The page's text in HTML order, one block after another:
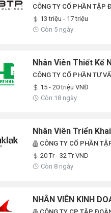
CÔNG TY CỔ PHẦN TẬP
13 triệu - 17 triệu
Còn 5 ngày
Nhân Viên Thiết Kế
CÔNG TY CỔ PHẦN TƯ
15 - 20 triệu VNĐ
Còn 18 ngày
Nhân Viên Triển
CÔNG TY CỔ PHẦN
20 Tr - 32 Tr VND
Còn 8 ngày
NHÂN VIÊN KINH